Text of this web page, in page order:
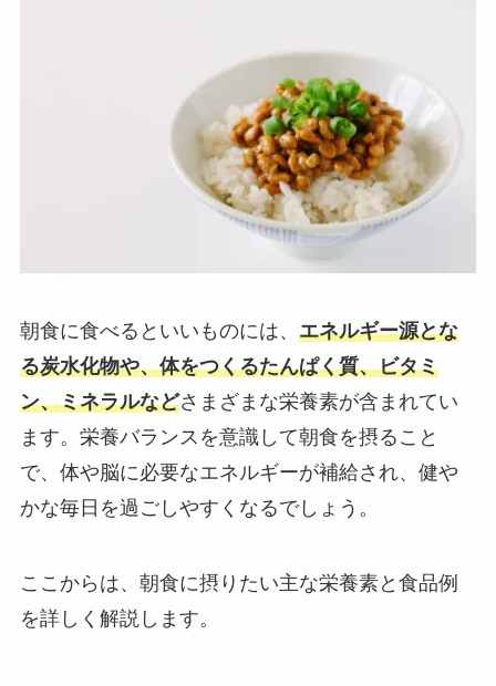
朝食に食べるといいものには、 エネルギー源とな
る炭水化物や、体をつくるたんぱく質、ビタミ
ン、ミネラルなどさまざまな栄養素が含まれてい
ます。栄養バランスを意識して朝食を摂ること
で、体や脳に必要なエネルギーが補給され、健や
かな毎日を過ごしやすくなるでしょう。
ここからは、朝食に摂りたい主な栄養素と食品例
を詳しく解説します。